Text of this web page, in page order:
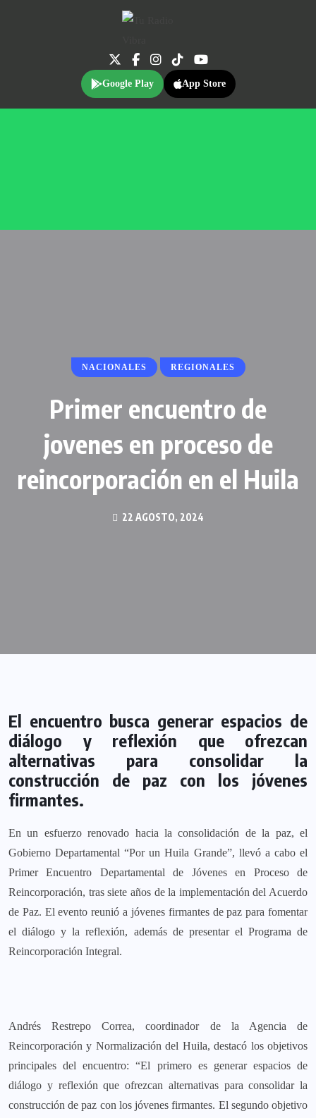
Google Play App Store
NACIONALES REGIONALES
Primer encuentro de
jovenes en proceso de
reincorporación en el Huila
22 AGOSTO, 2024
El encuentro busca generar espacios de
diálogo y reflexión que ofrezcan
alternativas para consolidar la
construcción de paz con los jóvenes
firmantes.
En un esfuerzo renovado hacia la consolidación de la paz, el
Gobierno Departamental “Por un Huila Grande”, llevó a cabo el
Primer Encuentro Departamental de Jóvenes en Proceso de
Reincorporación, tras siete años de la implementación del Acuerdo
de Paz. El evento reunió a jóvenes firmantes de paz para fomentar
el diálogo y la reflexión, además de presentar el Programa de
Reincorporación Integral.
Andrés Restrepo Correa, coordinador de la Agencia de
Reincorporación y Normalización del Huila, destacó los objetivos
principales del encuentro: “El primero es generar espacios de
diálogo y reflexión que ofrezcan alternativas para consolidar la
construcción de paz con los jóvenes firmantes. El segundo objetivo